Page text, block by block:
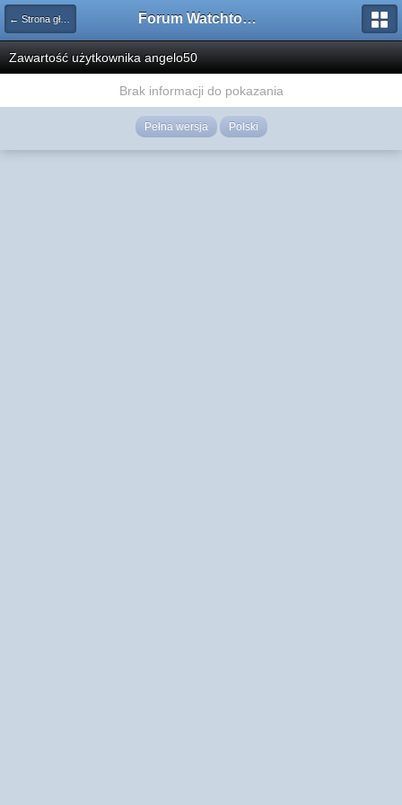
← Strona główna Forum Watchtower
Zawartość użytkownika angelo50
Brak informacji do pokazania
Pełna wersja Polski